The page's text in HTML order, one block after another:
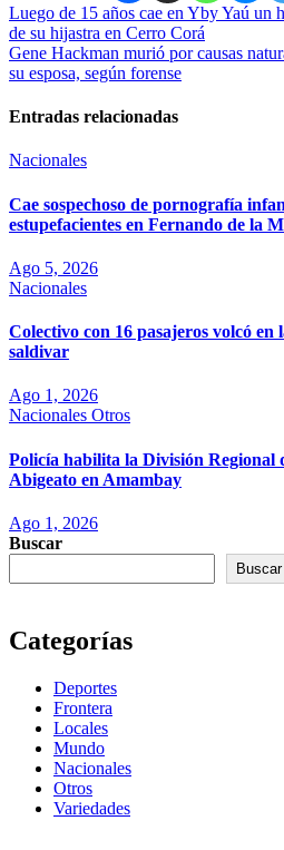
Navegación
de
entradas
Luego de 15 años cae en Yby Yaú un
de su hijastra en Cerro Corá
Gene Hackman murió por causas
su esposa, según forense
Entradas relacionadas
Nacionales
Cae sospechoso de pornografía
estupefacientes en Fernando de la
Ago 5, 2026
Nacionales
Colectivo con 16 pasajeros volcó en
saldivar
Ago 1, 2026
Nacionales Otros
Policía habilita la División Regional
Abigeato en Amambay
Ago 1, 2026
Buscar
Buscar
Categorías
Deportes
Frontera
Locales
Mundo
Nacionales
Otros
Variedades